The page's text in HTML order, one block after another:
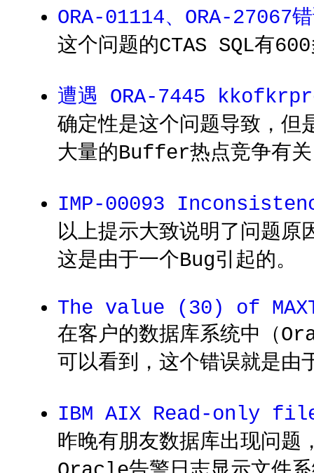
ORA-01114、ORA-27067
这个问题的CTAS SQL有
遭遇 ORA-7445
确定性是这个问题导致，但
大量的Buffer热点竞争有关
IMP-00093
以上提示大致说明了问题
这是由于一个Bug引起的。
The value (30) of
在客户的数据库系统中（
可以看到，这个错误就是
IBM AIX Read-only file
昨晚有朋友数据库出现问题